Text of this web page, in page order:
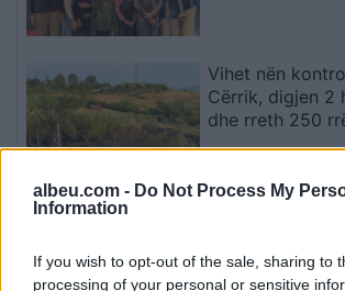
albeu.com - Do Not Process My
Information
If you wish to opt-out of the sale, sharing to
processing of your personal or sensitive
Vihet nën
Cërrik, digjen 2
dhe rreth 250
Përfundon
qeverinë:
kërkohet largimi